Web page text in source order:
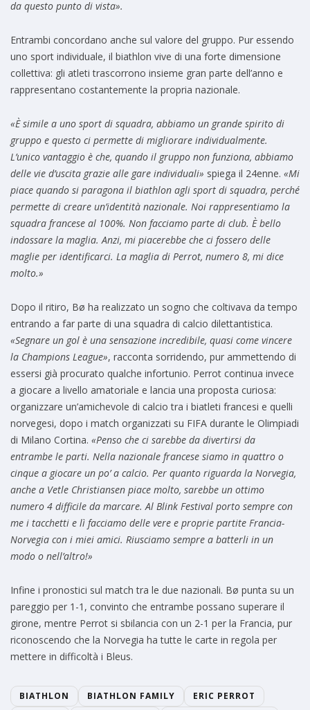
da questo punto di vista».
Entrambi concordano anche sul valore del gruppo. Pur essendo
uno sport individuale, il biathlon vive di una forte dimensione
collettiva: gli atleti trascorrono insieme gran parte dell’anno e
rappresentano costantemente la propria nazionale.
«È simile a uno sport di squadra, abbiamo un grande spirito di
gruppo e questo ci permette di migliorare individualmente.
L’unico vantaggio è che, quando il gruppo non funziona, abbiamo
delle vie d’uscita grazie alle gare individuali» spiega il 24enne. «Mi
piace quando si paragona il biathlon agli sport di squadra, perché
permette di creare un’identità nazionale. Noi rappresentiamo la
squadra francese al 100%. Non facciamo parte di club. È bello
indossare la maglia. Anzi, mi piacerebbe che ci fossero delle
maglie per identificarci. La maglia di Perrot, numero 8, mi dice
molto.»
Dopo il ritiro, Bø ha realizzato un sogno che coltivava da tempo
entrando a far parte di una squadra di calcio dilettantistica.
«Segnare un gol è una sensazione incredibile, quasi come vincere
la Champions League», racconta sorridendo, pur ammettendo di
essersi già procurato qualche infortunio. Perrot continua invece
a giocare a livello amatoriale e lancia una proposta curiosa:
organizzare un’amichevole di calcio tra i biatleti francesi e quelli
norvegesi, dopo i match organizzati su FIFA durante le Olimpiadi
di Milano Cortina. «Penso che ci sarebbe da divertirsi da
entrambe le parti. Nella nazionale francese siamo in quattro o
cinque a giocare un po’ a calcio. Per quanto riguarda la Norvegia,
anche a Vetle Christiansen piace molto, sarebbe un ottimo
numero 4 difficile da marcare. Al Blink Festival porto sempre con
me i tacchetti e lì facciamo delle vere e proprie partite Francia-
Norvegia con i miei amici. Riusciamo sempre a batterli in un
modo o nell’altro!»
Infine i pronostici sul match tra le due nazionali. Bø punta su un
pareggio per 1-1, convinto che entrambe possano superare il
girone, mentre Perrot si sbilancia con un 2-1 per la Francia, pur
riconoscendo che la Norvegia ha tutte le carte in regola per
mettere in difficoltà i Bleus.
BIATHLON BIATHLON FAMILY
ERIC PERROT